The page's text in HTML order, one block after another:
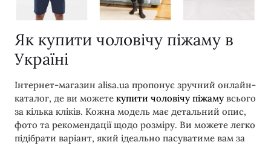
Як купити чоловічу піжаму в
Україні
Інтернет-магазин alisa.ua пропонує зручний онлайн-
каталог, де ви можете купити чоловічу піжаму всього
за кілька кліків. Кожна модель має детальний опис,
фото та рекомендації щодо розміру. Ви можете легко
підібрати варіант, який ідеально пасуватиме вам за